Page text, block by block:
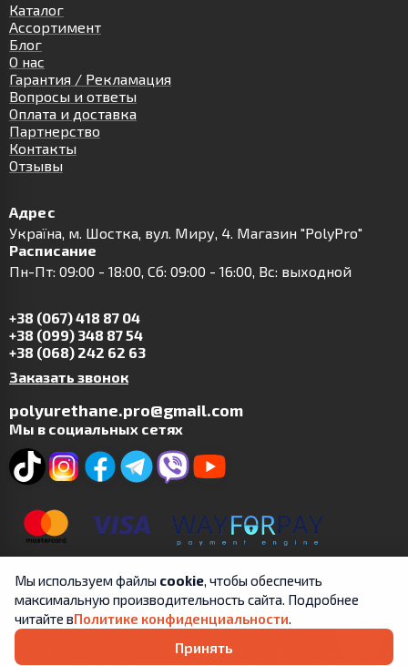
Каталог
Ассортимент
Блог
О нас
Гарантия / Рекламация
Вопросы и ответы
Оплата и доставка
Партнерство
Контакты
Отзывы
Адрес
Українa, м. Шостка, вул. Миру, 4. Магазин "PolyPro"
Расписание
Пн-Пт: 09:00 - 18:00, Сб: 09:00 - 16:00, Вс: выходной
+38 (067) 418 87 04
+38 (099) 348 87 54
+38 (068) 242 62 63
Заказать звонок
polyurethane.pro@gmail.com
Мы в социальных сетях
Copyright © 2019-2025 | ФЛП Цит А.В. | Все права
защищены.
Правила обработки и личной
Мы используем файлы cookie, чтобы обеспечить
максимальную производительность сайта. Подробнее
читайте вПолитике конфиденциальности.
Принять